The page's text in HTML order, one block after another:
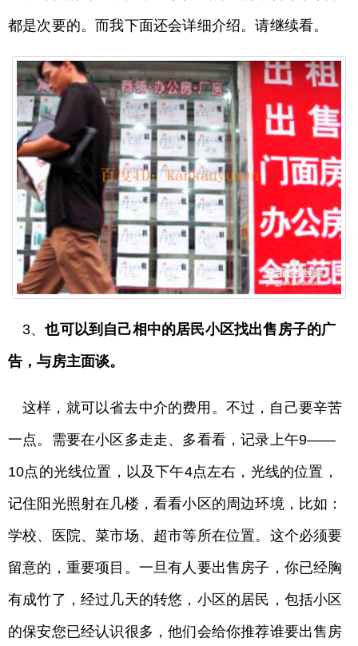
都是次要的。而我下面还会详细介绍。请继续看。
3、也可以到自己相中的居民小区找出售房子的广
告，与房主面谈。
这样，就可以省去中介的费用。不过，自己要辛苦
一点。需要在小区多走走、多看看，记录上午9——
10点的光线位置，以及下午4点左右，光线的位置，
记住阳光照射在几楼，看看小区的周边环境，比如：
学校、医院、菜市场、超市等所在位置。这个必须要
留意的，重要项目。一旦有人要出售房子，你已经胸
有成竹了，经过几天的转悠，小区的居民，包括小区
的保安您已经认识很多，他们会给你推荐谁要出售房